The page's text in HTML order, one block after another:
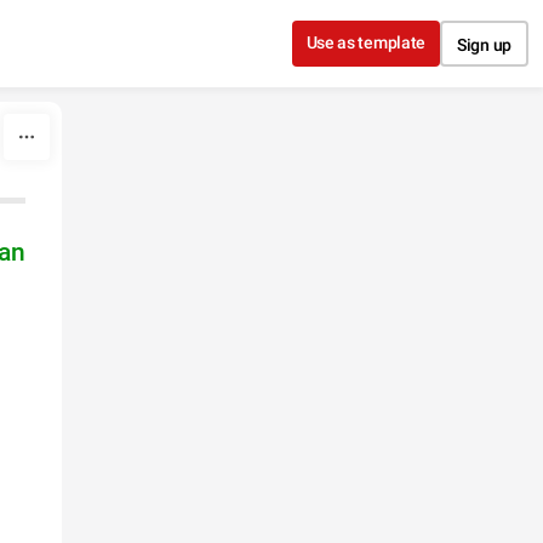
Use as template Sign up